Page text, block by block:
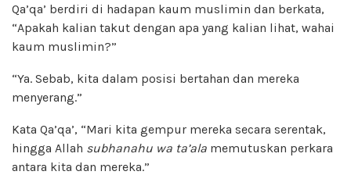
Qa’qa’ berdiri di hadapan kaum muslimin dan berkata,
“Apakah kalian takut dengan apa yang kalian lihat, wahai
kaum muslimin?”
“Ya. Sebab, kita dalam posisi bertahan dan mereka
menyerang.”
Kata Qa’qa’, “Mari kita gempur mereka secara serentak,
hingga Allah subhanahu wa ta’ala memutuskan perkara
antara kita dan mereka.”